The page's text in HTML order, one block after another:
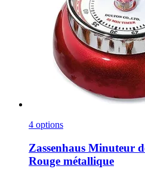
4 options
Zassenhaus Minuteur
Rouge métallique